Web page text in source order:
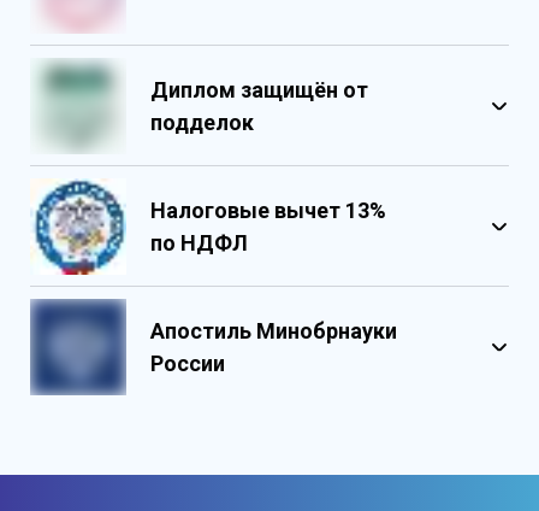
Диплом защищён от
подделок
защиты
Государственными реестровыми
Персонализированный документ о
Налоговые вычет 13%
по НДФЛ
Апостиль Минобрнауки
России